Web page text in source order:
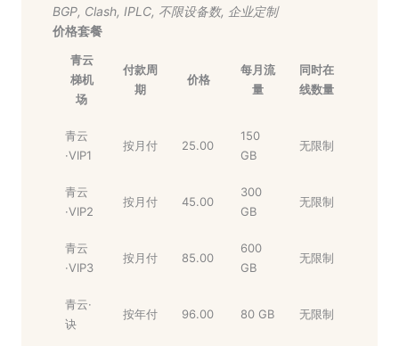
BGP, Clash, IPLC, 不限设备数, 企业定制
价格套餐
青云
梯机
场
付款周
期
价格
每月流
量
同时在
线数量
青云
·VIP1
按月付 25.00
150
GB
无限制
青云
·VIP2
按月付 45.00
300
GB
无限制
青云
·VIP3
按月付 85.00
600
GB
无限制
青云·
诀
按年付 96.00 80 GB 无限制